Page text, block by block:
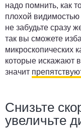
надо помнить, как
плохой видимостью
не забудьте сразу
так вы сможете
микроскопических
которые искажают
значит
Снизьте
увеличьте